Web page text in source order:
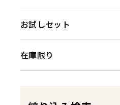
お試しセット
在庫限り